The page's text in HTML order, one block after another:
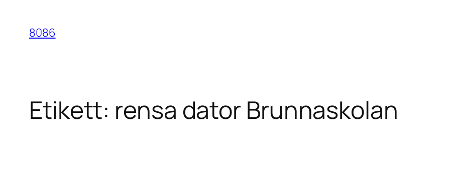
innehåll
8086
Etikett: rensa dator Brunnaskolan